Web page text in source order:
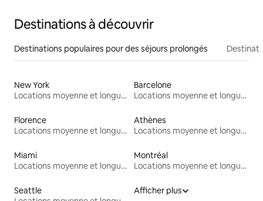
Destinations à découvrir
Destinations populaires pour des séjours prolongés
New York
Locations moyenne et longue durée
Barcelone
Locations moyenne et longue durée
Florence
Locations moyenne et longue durée
Athènes
Locations moyenne et longue durée
Miami
Locations moyenne et longue durée
Montréal
Locations moyenne et longue durée
Seattle
Afficher plus